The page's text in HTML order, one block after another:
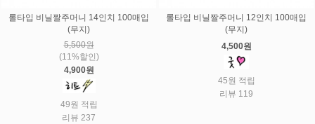
롤타입 비닐짤주머니 14인치 100매입
(무지)
5,500원
(11%할인)
4,900원
49원 적립
리뷰 237
롤타입 비닐짤주머니 12인치 100매입
(무지)
4,500원
45원 적립
리뷰 119